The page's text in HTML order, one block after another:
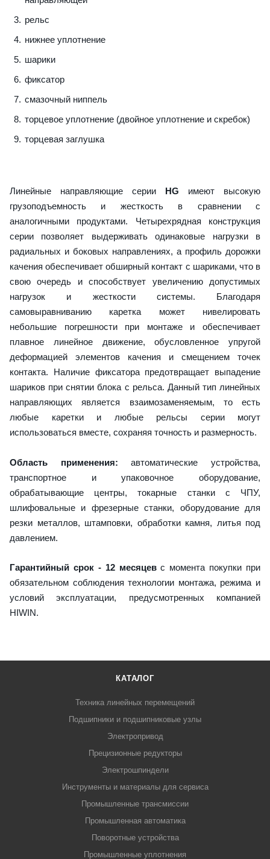
рельс
нижнее уплотнение
шарики
фиксатор
смазочный ниппель
торцевое уплотнение (двойное уплотнение и скребок)
торцевая заглушка
Линейные направляющие серии HG имеют высокую
грузоподъемность и жесткость в сравнении с
аналогичными продуктами. Четырехрядная конструкция
серии позволяет выдерживать одинаковые нагрузки в
радиальных и боковых направлениях, а профиль дорожки
качения обеспечивает обширный контакт с шариками, что в
свою очередь и способствует увеличению допустимых
нагрузок и жесткости системы. Благодаря
самовыравниванию каретка может нивелировать
небольшие погрешности при монтаже и обеспечивает
плавное линейное движение, обусловленное упругой
деформацией элементов качения и смещением точек
контакта. Наличие фиксатора предотвращает выпадение
шариков при снятии блока с рельса. Данный тип линейных
направляющих является взаимозаменяемым, то есть
любые каретки и любые рельсы серии могут
использоваться вместе, сохраняя точность и размерность.
Область применения: автоматические устройства,
транспортное и упаковочное оборудование,
обрабатывающие центры, токарные станки с ЧПУ,
шлифовальные и фрезерные станки, оборудование для
резки металлов, штамповки, обработки камня, литья под
давлением.
Гарантийный срок - 12 месяцевс момента покупки при
обязательном соблюдения технологии монтажа, режима и
условий эксплуатации, предусмотренных компанией
HIWIN.
КАТАЛОГ
Техника линейных перемещений
Подшипники и подшипниковые узлы
Электропривод
Прецизионные редукторы
Электрошпиндели
Инструменты и материалы для сервиса
Промышленные трансмиссии
Промышленная автоматика
Поворотные устройства
Промышленные уплотнения